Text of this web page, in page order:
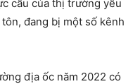
cầu của thị trường yếu
đang bị một số kênh
địa ốc năm 2022 có